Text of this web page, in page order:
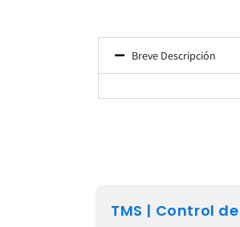
Breve Descripción
TMS | Control